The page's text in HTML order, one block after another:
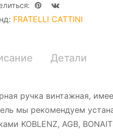
FRATELLI CATTINI
Детали
ручка винтажная,
мы рекомендуем
KOBLENZ, AGB,